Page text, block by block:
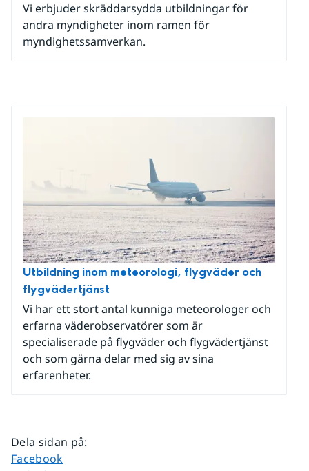
Vi erbjuder skräddarsydda utbildningar för
andra myndigheter inom ramen för
myndighetssamverkan.
Utbildning inom meteorologi, flygväder och
flygvädertjänst
Vi har ett stort antal kunniga meteorologer och
erfarna väderobservatörer som är
specialiserade på flygväder och flygvädertjänst
och som gärna delar med sig av sina
erfarenheter.
Dela sidan på:
Dela sidan på
Facebook